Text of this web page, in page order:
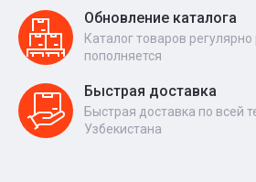
Обновление каталога
Каталог товаров
пополняется
Быстрая доставка
Быстрая доставка по всей
Узбекистана